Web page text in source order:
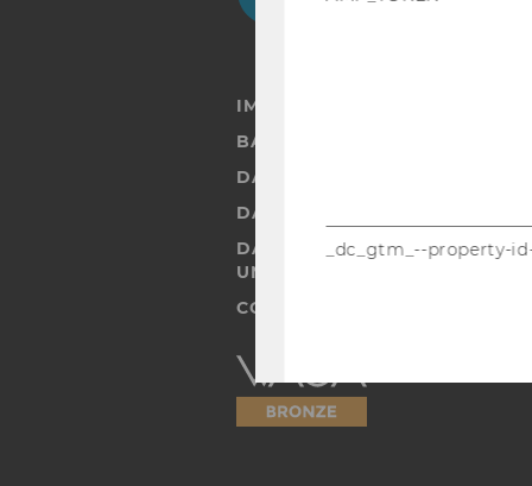
IMPRESSUM
DATENSCHUTZERKLÄRUNG
DATENSCHUTZERKLÄRUNG
DATENSCHUTZERKLÄRUNG
UND STUDIERENDE
COOKIE EINSTELLUNGEN
Barrierefreiheitserklärung
Webseite
_dc_gtm_--property-
_ga